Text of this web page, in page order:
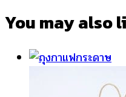
You may also